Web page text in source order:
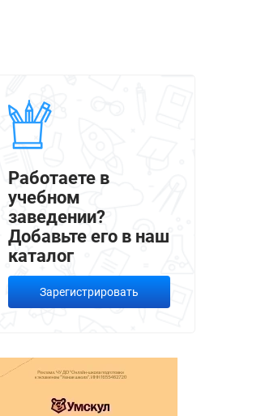
Работаете в
учебном
заведении?
Добавьте его в наш
каталог
Зарегистрировать